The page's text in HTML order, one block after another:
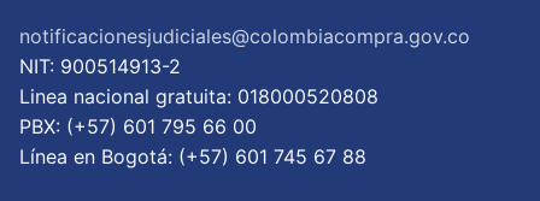
notificacionesjudiciales@colombiacompra.gov.co
NIT: 900514913-2
Linea nacional gratuita: 018000520808
PBX: (+57) 601 795 66 00
Lí­nea en Bogotá: (+57) 601 745 67 88